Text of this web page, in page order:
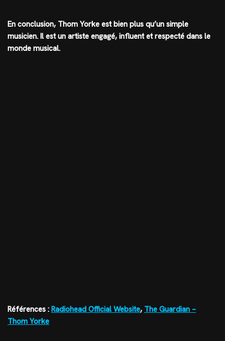
En conclusion, Thom Yorke est bien plus qu’un simple
musicien. Il est un artiste engagé, influent et respecté dans le
monde musical.
Références : Radiohead Official Website, The Guardian –
Thom Yorke